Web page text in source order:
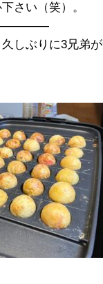
さい（笑）。
しぶりに3兄弟